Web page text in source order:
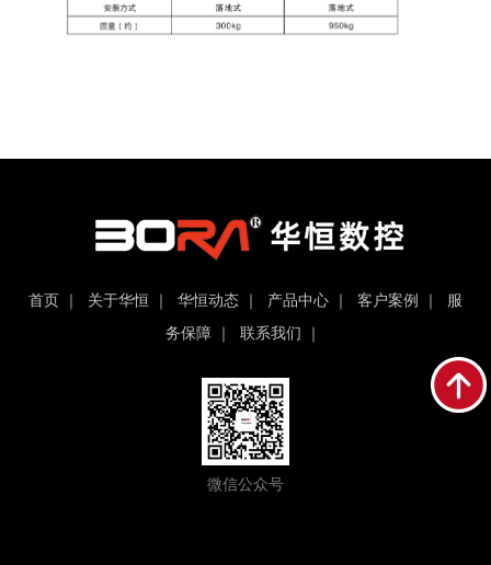
首页 ｜ 关于华恒 ｜ 华恒动态 ｜ 产品中心 ｜ 客户案例 ｜ 服
务保障 ｜ 联系我们 ｜
微信公众号